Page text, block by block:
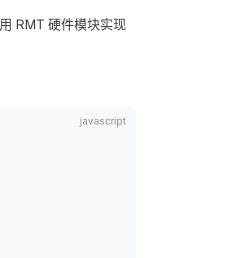
RMT 硬件模块实现